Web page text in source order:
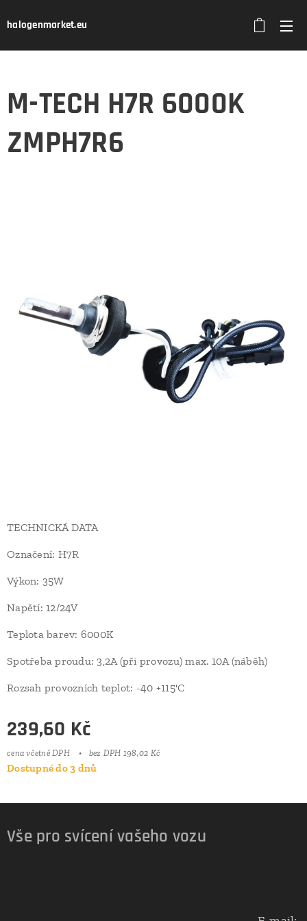
halogenmarket.eu
M-TECH H7R 6000K
ZMPH7R6
TECHNICKÁ DATA
Označení: H7R
Výkon: 35W
Napětí: 12/24V
Teplota barev: 6000K
Spotřeba proudu: 3,2A (při provozu) max. 10A (náběh)
Rozsah provozních teplot: -40 +115'C
239,60 Kč
cena včetně DPH bez DPH 198,02 Kč
Dostupné do 3 dnů
Vše pro svícení vašeho vozu